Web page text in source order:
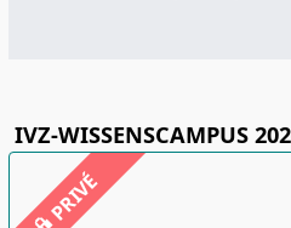
IVZ-WISSENSCAMPUS
PRIVÉ